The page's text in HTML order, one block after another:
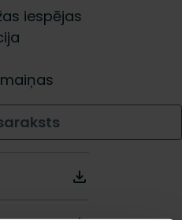
iespējas